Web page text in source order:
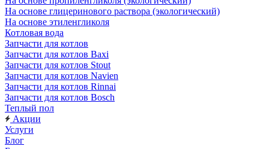
На основе глицеринового раствора (экологический)
На основе этиленгликоля
Котловая вода
Запчасти для котлов
Запчасти для котлов Baxi
Запчасти для котлов Stout
Запчасти для котлов Navien
Запчасти для котлов Rinnai
Запчасти для котлов Bosch
Теплый пол
Акции
Услуги
Блог